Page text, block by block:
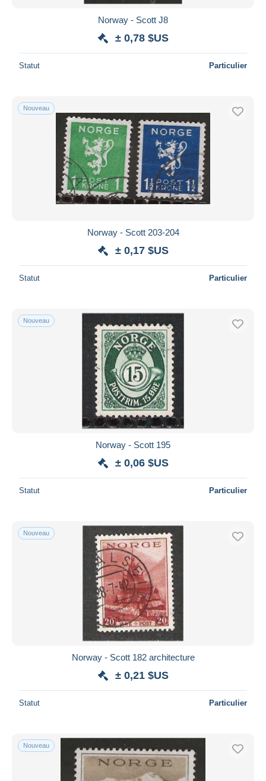
Norway - Scott J8
± 0,78 $US
Statut Particulier
Nouveau
Norway - Scott 203-204
± 0,17 $US
Statut Particulier
Nouveau
Norway - Scott 195
± 0,06 $US
Statut Particulier
Nouveau
Norway - Scott 182 architecture
± 0,21 $US
Statut Particulier
Nouveau